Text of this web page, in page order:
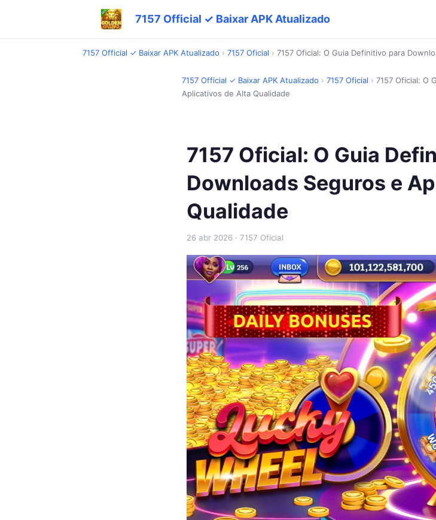
7157 Official ✓ Baixar APK Atualizado
7157 Official ✓ Baixar APK Atualizado › 7157 Oficial › 7157 Oficial: O Guia Definitivo para
7157 Official ✓ Baixar APK Atualizado › 7157 Oficial › 7157 Oficial: O
Aplicativos de Alta Qualidade
7157 Oficial: O Guia
Downloads Seguros e
Qualidade
26 abr 2026 · 7157 Oficial